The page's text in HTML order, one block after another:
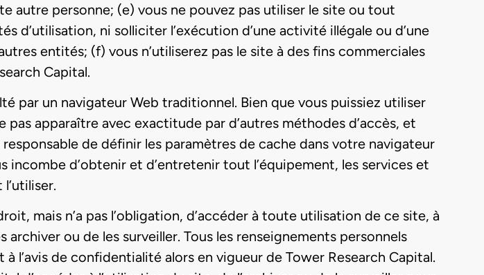
autre personne; (e) vous ne pouvez pas utiliser le site ou tout
d’utilisation, ni solliciter l’exécution d’une activité illégale ou d’une
entités; (f) vous n’utiliserez pas le site à des fins commerciales
Capital.
par un navigateur Web traditionnel. Bien que vous puissiez utiliser
apparaître avec exactitude par d’autres méthodes d’accès, et
de définir les paramètres de cache dans votre navigateur
incombe d’obtenir et d’entretenir tout l’équipement, les services et
mais n’a pas l’obligation, d’accéder à toute utilisation de ce site, à
ou de les surveiller. Tous les renseignements personnels
de confidentialité alors en vigueur de Tower Research Capital.